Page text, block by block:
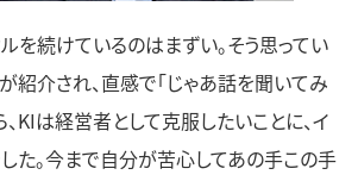
を続けているのはまずい。そう思ってい
紹介され、直感で「じゃあ話を聞いてみ
、KIは経営者として克服したいことに、イ
た。今まで自分が苦心してあの手この手